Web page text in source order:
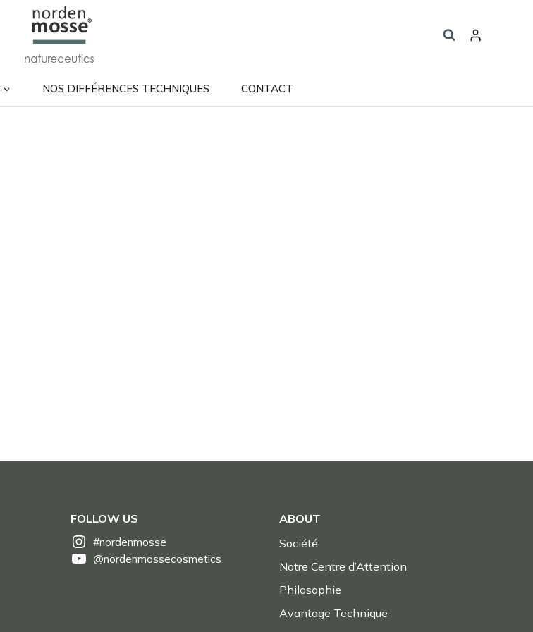
NOS DIFFÉRENCES TECHNIQUES CONTACT
FOLLOW US
#nordenmosse
@nordenmossecosmetics
ABOUT
Société
Notre Centre d’Attention
Philosophie
Avantage Technique